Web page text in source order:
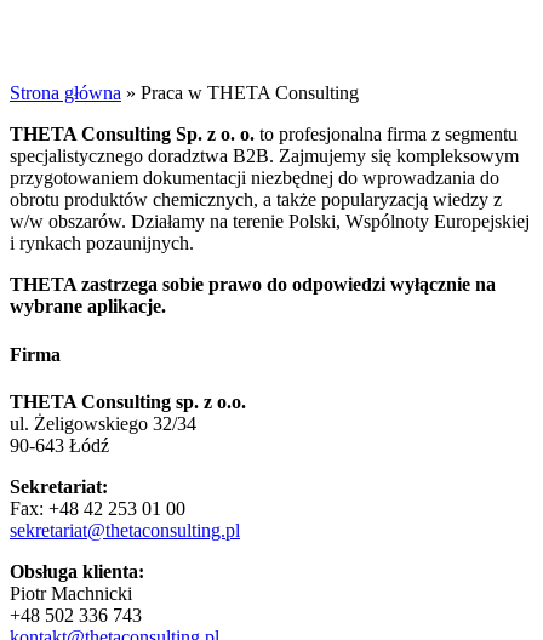
Strona główna » Praca w THETA Consulting
THETA Consulting Sp. z o. o. to profesjonalna firma z segmentu
specjalistycznego doradztwa B2B. Zajmujemy się kompleksowym
przygotowaniem dokumentacji niezbędnej do wprowadzania do
obrotu produktów chemicznych, a także popularyzacją wiedzy z
w/w obszarów. Działamy na terenie Polski, Wspólnoty Europejskiej
i rynkach pozaunijnych.
THETA zastrzega sobie prawo do odpowiedzi wyłącznie na
wybrane aplikacje.
Firma
THETA Consulting sp. z o.o.
ul. Żeligowskiego 32/34
90-643 Łódź
Sekretariat:
Fax: +48 42 253 01 00
sekretariat@thetaconsulting.pl
Obsługa klienta:
Piotr Machnicki
+48 502 336 743